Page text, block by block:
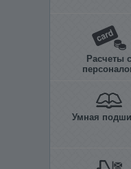
Расчеты с
Умная